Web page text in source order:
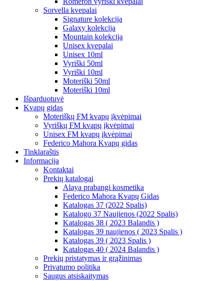
Sorvella kvepalai
Signature kolekcija
Galaxy kolekcija
Mountain kolekcija
Unisex kvepalai
Unisex 10ml
Vyriški 50ml
Vyriški 10ml
Moteriški 50ml
Moteriški 10ml
Išparduotuvė
Kvapų gidas
Moteriškų FM kvapų įkvėpimai
Vyriškų FM kvapų įkvėpimai
Unisex FM kvapų įkvėpimai
Federico Mahora Kvapų gidas
Tinklaraštis
Informacija
Kontaktai
Prekių katalogai
Alaya prabangi kosmetika
Federico Mahora Kvapų Gidas
Katalogas 37 (2022 Spalis)
Katalogo 37 Naujienos (2022 Spalis)
Katalogas 38 ( 2023 Balandis )
Katalogas 39 naujienos ( 2023 Spalis )
Katalogas 39 ( 2023 Spalis )
Katalogas 40 ( 2024 Balandis )
Prekių pristatymas ir grąžinimas
Privatumo politika
Saugus atsiskaitymas